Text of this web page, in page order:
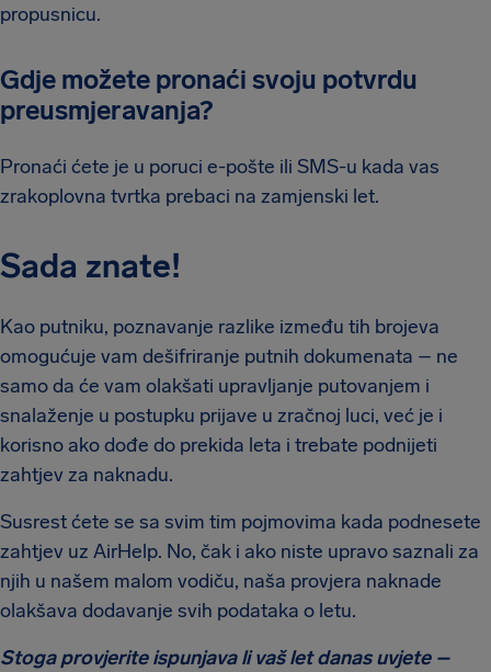
propusnicu.
Gdje možete pronaći svoju potvrdu
preusmjeravanja?
Pronaći ćete je u poruci e-pošte ili SMS-u kada vas
zrakoplovna tvrtka prebaci na zamjenski let.
Sada znate!
Kao putniku, poznavanje razlike između tih brojeva
omogućuje vam dešifriranje putnih dokumenata – ne
samo da će vam olakšati upravljanje putovanjem i
snalaženje u postupku prijave u zračnoj luci, već je i
korisno ako dođe do prekida leta i trebate podnijeti
zahtjev za naknadu.
Susrest ćete se sa svim tim pojmovima kada podnesete
zahtjev uz AirHelp. No, čak i ako niste upravo saznali za
njih u našem malom vodiču, naša provjera naknade
olakšava dodavanje svih podataka o letu.
Stoga provjerite ispunjava li vaš let danas uvjete –